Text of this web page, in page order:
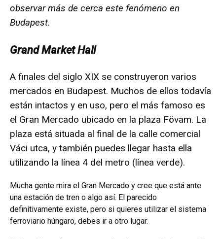
observar más de cerca este fenómeno en
Budapest.
Grand Market Hall
A finales del siglo XIX se construyeron varios
mercados en Budapest. Muchos de ellos todavía
están intactos y en uso, pero el más famoso es
el Gran Mercado ubicado en la plaza Fövam. La
plaza está situada al final de la calle comercial
Váci utca, y también puedes llegar hasta ella
utilizando la línea 4 del metro (línea verde).
Mucha gente mira el Gran Mercado y cree que está ante
una estación de tren o algo así. El parecido
definitivamente existe, pero si quieres utilizar el sistema
ferroviario húngaro, debes ir a otro lugar.